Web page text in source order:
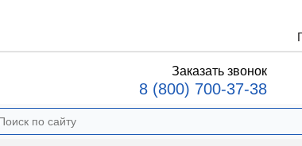
Заказать звонок
8 (800) 700-37-38